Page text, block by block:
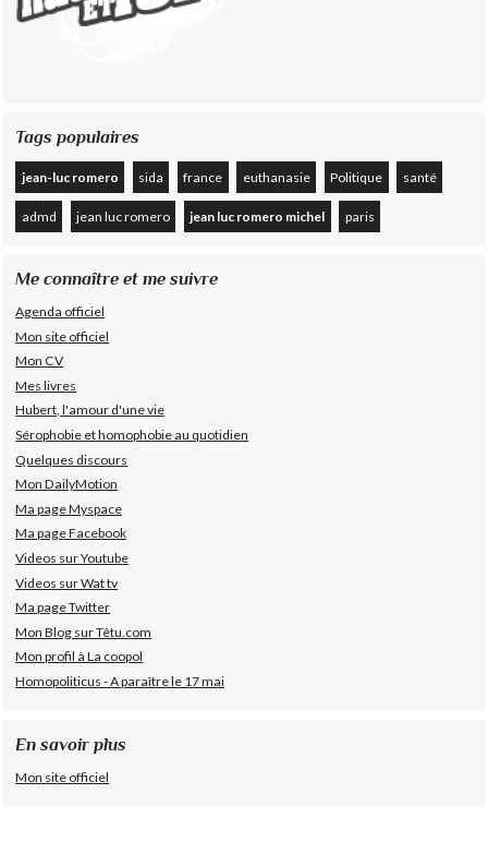
Tags populaires
jean-luc romero sida france euthanasie Politique santé
admd jean luc romero jean luc romero michel paris
Me connaître et me suivre
Agenda officiel
Mon site officiel
Mon CV
Mes livres
Hubert, l'amour d'une vie
Sérophobie et homophobie au quotidien
Quelques discours
Mon DailyMotion
Ma page Myspace
Ma page Facebook
Videos sur Youtube
Videos sur Wat tv
Ma page Twitter
Mon Blog sur Têtu.com
Mon profil à La coopol
Homopoliticus - A paraître le 17 mai
En savoir plus
Mon site officiel